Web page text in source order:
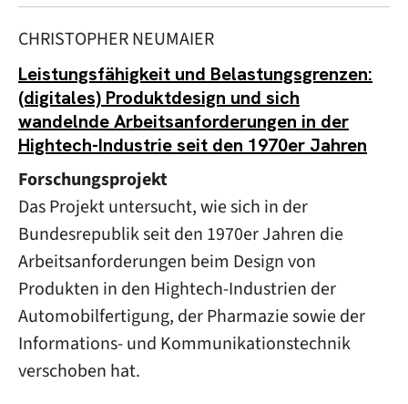
CHRISTOPHER NEUMAIER
Leistungsfähigkeit und Belastungsgrenzen:
(digitales) Produktdesign und sich
wandelnde Arbeitsanforderungen in der
Hightech-Industrie seit den 1970er Jahren
Forschungsprojekt
Das Projekt untersucht, wie sich in der
Bundesrepublik seit den 1970er Jahren die
Arbeitsanforderungen beim Design von
Produkten in den Hightech-Industrien der
Automobilfertigung, der Pharmazie sowie der
Informations- und Kommunikationstechnik
verschoben hat.